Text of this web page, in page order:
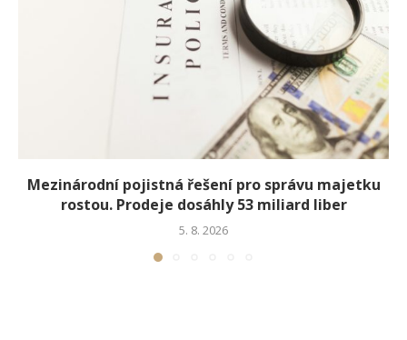
Mezinárodní pojistná řešení pro správu majetku
rostou. Prodeje dosáhly 53 miliard liber
5. 8. 2026